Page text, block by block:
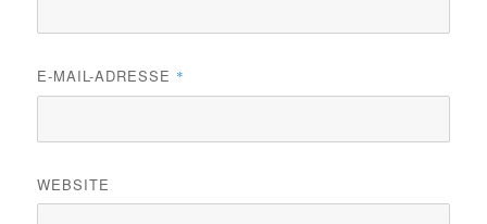
E-MAIL-ADRESSE *
WEBSITE